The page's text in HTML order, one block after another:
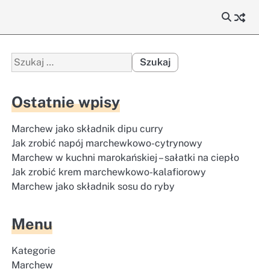
Szukaj:
Ostatnie wpisy
Marchew jako składnik dipu curry
Jak zrobić napój marchewkowo-cytrynowy
Marchew w kuchni marokańskiej – sałatki na ciepło
Jak zrobić krem marchewkowo-kalafiorowy
Marchew jako składnik sosu do ryby
Menu
Kategorie
Marchew